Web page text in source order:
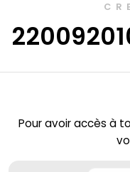
Pour avoir accès à